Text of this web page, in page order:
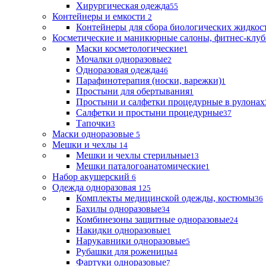
Хирургическая одежда55
Контейнеры и емкости 2
Контейнеры для сбора биологических
Косметические и маникюрные салоны, фитнес-
Маски косметологические1
Мочалки одноразовые2
Одноразовая одежда46
Парафинотерапия (носки, варежки)1
Простыни для обертывания1
Простыни и салфетки процедурные в рулонах
Салфетки и простыни процедурные37
Тапочки3
Маски одноразовые 5
Мешки и чехлы 14
Мешки и чехлы стерильные13
Мешки паталогоанатомические1
Набор акушерский 6
Одежда одноразовая 125
Комплекты медицинской одежды, костюмы36
Бахилы одноразовые34
Комбинезоны защитные одноразовые24
Накидки одноразовые1
Нарукавники одноразовые5
Рубашки для роженицы4
Фартуки одноразовые7